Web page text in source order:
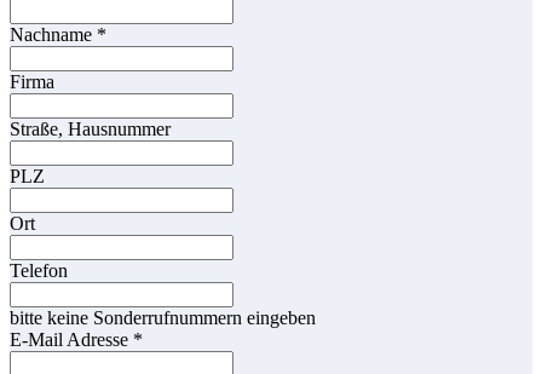
Nachname *
Firma
Straße, Hausnummer
PLZ
Ort
Telefon
bitte keine Sonderrufnummern eingeben
E-Mail Adresse *